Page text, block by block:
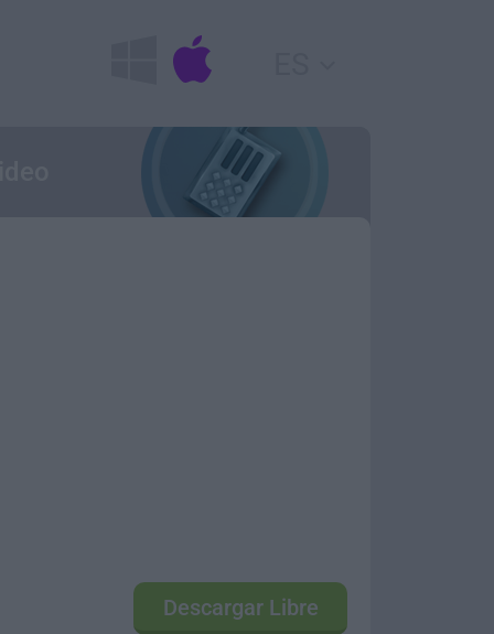
Descargar Libre